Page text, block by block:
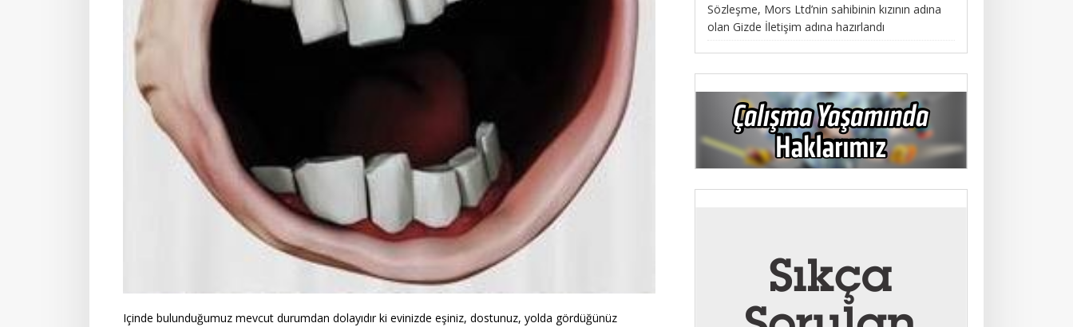
Içinde bulunduğumuz mevcut durumdan dolayıdır ki evinizde eşiniz, dostunuz, yolda gördüğünüz
Sözleşme, Mors Ltd’nin sahibinin kızının adına
olan Gizde İletişim adına hazırlandı